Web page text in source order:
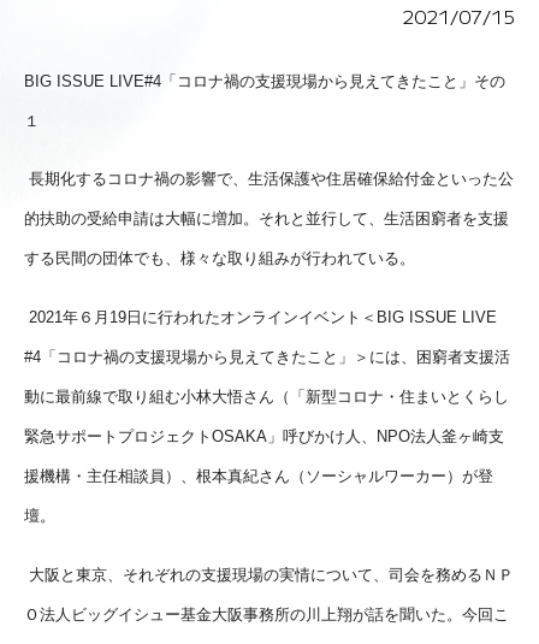
2021/07/15
BIG ISSUE LIVE#4「コロナ禍の支援現場から見えてきたこと」その
１
長期化するコロナ禍の影響で、生活保護や住居確保給付金といった公
的扶助の受給申請は大幅に増加。それと並行して、生活困窮者を支援
する民間の団体でも、様々な取り組みが行われている。
2021年６月19日に行われたオンラインイベント＜BIG ISSUE LIVE
#4「コロナ禍の支援現場から見えてきたこと」＞には、困窮者支援活
動に最前線で取り組む小林大悟さん（「新型コロナ・住まいとくらし
緊急サポートプロジェクトOSAKA」呼びかけ人、NPO法人釜ヶ崎支
援機構・主任相談員）、根本真紀さん（ソーシャルワーカー）が登
壇。
大阪と東京、それぞれの支援現場の実情について、司会を務めるＮＰ
Ｏ法人ビッグイシュー基金大阪事務所の川上翔が話を聞いた。今回こ